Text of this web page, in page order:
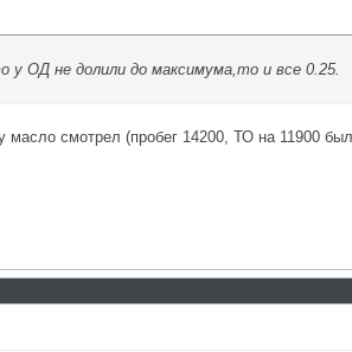
у ОД не долили до максимума,то и все 0.25.
смотрел (пробег 14200, ТО на 11900